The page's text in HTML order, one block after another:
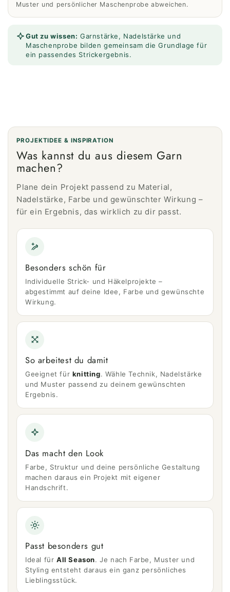
Muster und persönlicher Maschenprobe abweichen.
Gut zu wissen: Garnstärke, Nadelstärke und
Maschenprobe bilden gemeinsam die Grundlage für
ein passendes Strickergebnis.
PROJEKTIDEE & INSPIRATION
Was kannst du aus diesem Garn
machen?
Plane dein Projekt passend zu Material,
Nadelstärke, Farbe und gewünschter Wirkung –
für ein Ergebnis, das wirklich zu dir passt.
Besonders schön für
Individuelle Strick- und Häkelprojekte –
abgestimmt auf deine Idee, Farbe und gewünschte
Wirkung.
So arbeitest du damit
Geeignet für knitting. Wähle Technik, Nadelstärke
und Muster passend zu deinem gewünschten
Ergebnis.
Das macht den Look
Farbe, Struktur und deine persönliche Gestaltung
machen daraus ein Projekt mit eigener
Handschrift.
Passt besonders gut
Ideal für All Season. Je nach Farbe, Muster und
Styling entsteht daraus ein ganz persönliches
Lieblingsstück.